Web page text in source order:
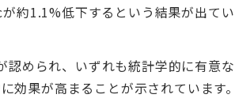
約1.1%低下するという結果が出てい
認められ、いずれも統計学的に有意
効果が高まることが示されています。